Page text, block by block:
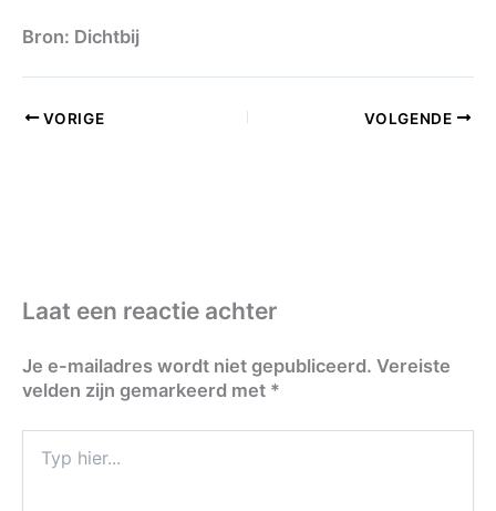
Bron: Dichtbij
VORIGE VOLGENDE
Laat een reactie achter
Je e-mailadres wordt niet gepubliceerd. Vereiste
velden zijn gemarkeerd met *
hier...